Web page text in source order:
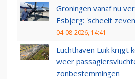
Groningen vanaf nu
Esbjerg: 'scheelt
04-08-2026, 14:41
Luchthaven Luik krijgt
weer
zonbestemmingen